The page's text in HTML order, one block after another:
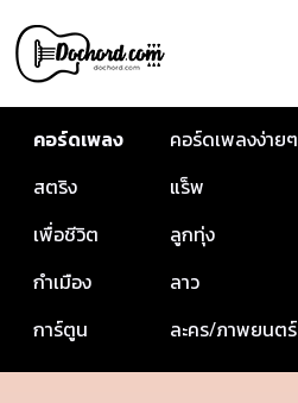
คอร์ดเพลง คอร์ดเพลงง่ายๆ
สตริง
แร็พ
เพื่อชีวิต
ลูกทุ่ง
กำเมือง
ลาว
การ์ตูน
ละคร/ภาพยนตร์